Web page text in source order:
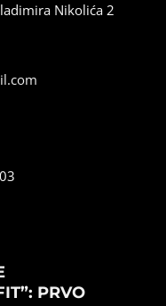
Nikolića 2
PRVO